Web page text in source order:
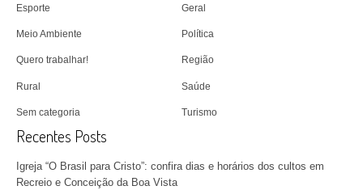
Esporte Geral
Meio Ambiente Política
Quero trabalhar! Região
Rural Saúde
Sem categoria Turismo
Recentes Posts
Igreja “O Brasil para Cristo”: confira dias e horários dos cultos em
Recreio e Conceição da Boa Vista